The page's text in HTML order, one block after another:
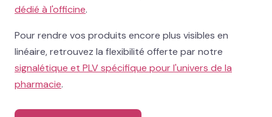
dédié à l'officine.
Pour rendre vos produits encore plus visibles en
linéaire, retrouvez la flexibilité offerte par notre
signalétique et PLV spécifique pour l'univers de la
pharmacie.